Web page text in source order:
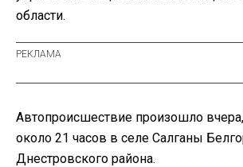
области.
Автопроисшествие произошло вчера,
около 21 часов в селе Салганы
Днестровского района.